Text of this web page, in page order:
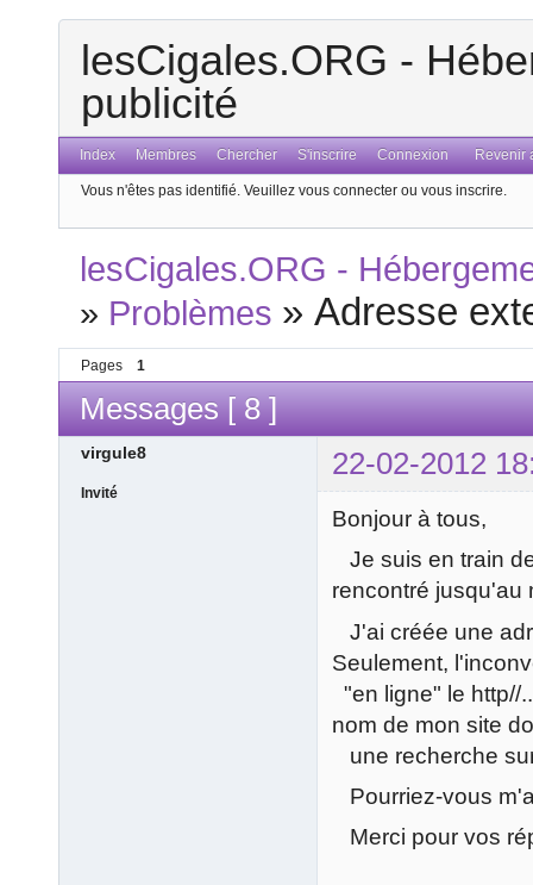
lesCigales.ORG -
publicité
Index Membres Chercher S'inscrire Connexion Revenir
Vous n'êtes pas identifié. Veuillez vous connecter ou vous inscrire.
lesCigales.ORG -
» Problèmes »Adresse
Pages 1
Messages [ 8 ]
virgule8 22-02-2012
Invité
Bonjour à tous,
Je suis en train
rencontré jusqu'au
J'ai créée une
Seulement,
"en ligne" le http//
nom de mon site
une recherche
Pourriez-vous
Merci pour vos